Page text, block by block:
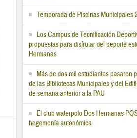
Temporada de Piscinas Municipales
Los Campus de Tecnificación
propuestas para disfrutar del deporte
Hermanas
Más de dos mil estudiantes pasaron
de las Bibliotecas Municipales y del
de semana anterior a la PAU
El club waterpolo Dos Hermanas
hegemonía autonómica